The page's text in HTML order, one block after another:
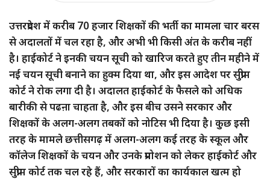
उत्तरप्रदेश में करीब 70 हजार शिक्षकों की भर्ती का मामला चार बरस
से अदालतों में चल रहा है, और अभी भी किसी अंत के करीब नहीं
है। हाईकोर्ट ने इनकी चयन सूची को खारिज करते हुए तीन महीने में
नई चयन सूची बनाने का हुक्म दिया था, और इस आदेश पर सुप्रीम
कोर्ट ने रोक लगा दी है। अदालत हाईकोर्ट के फैसले को अधिक
बारीकी से पढऩा चाहता है, और इस बीच उसने सरकार और
शिक्षकों के अलग-अलग तबकों को नोटिस भी दिया है। कुछ इसी
तरह के मामले छत्तीसगढ़ में अलग-अलग कई तरह के स्कूल और
कॉलेज शिक्षकों के चयन और उनके प्रमोशन को लेकर हाईकोर्ट और
सुप्रीम कोर्ट तक चल रहे हैं, और सरकारों का कार्यकाल खत्म हो